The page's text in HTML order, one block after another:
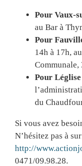
Pour Vaux-
au Bar à
Pour
14h à 17h,
Communale,
Pour Léglise
du
Si vous avez
N’hésitez pas à
http://
0471/09.98.28.